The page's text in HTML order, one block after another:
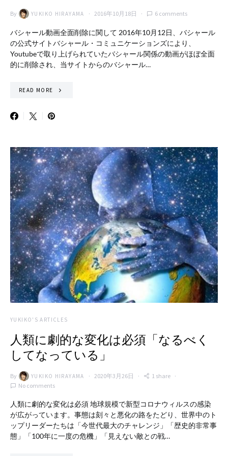
By YUKIKO HIRAYAMA 2016年10月18日 6 comments
バシャール動画全面削除に関して 2016年10月12日、バシャール
の公式サイトバシャール・コミュニケーションズにより、
Youtubeで取り上げられていたバシャール関係の動画がほぼ全面
的に削除され、当サイトからのバシャール…
READ MORE
YUKIKO'S ARTICLES
人類に劇的な変化は必須「なるべく
してなっている」
By YUKIKO HIRAYAMA 2020年3月26日
1 share
No comments
人類に劇的な変化は必須 地球規模で新型コロナウィルスの感染
が広がっています。事態は刻々と悪化の路をたどり、世界中のト
ップリーダーたちは「今世代最大のチャレンジ」「歴史的非常事
態」「100年に一度の危機」「見えない敵との戦…